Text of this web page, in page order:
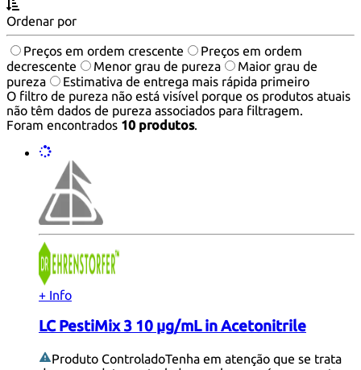
Ordenar por
Preços em ordem crescente
Preços em ordem
decrescente
Menor grau de pureza
Maior grau de
pureza
Estimativa de entrega mais rápida primeiro
O filtro de pureza não está visível porque os produtos atuais
não têm dados de pureza associados para filtragem.
Foram encontrados 10 produtos.
+ Info
LC PestiMix 3 10 µg/mL in Acetonitrile
Produto ControladoTenha em atenção que se trata